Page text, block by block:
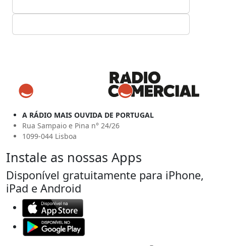
A RÁDIO MAIS OUVIDA DE PORTUGAL
Rua Sampaio e Pina n° 24/26
1099-044 Lisboa
Instale as nossas Apps
Disponível gratuitamente para iPhone,
iPad e Android